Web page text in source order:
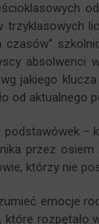
trzyklasowych
czasów”
absolwenci
jakiego
od aktualnego
podstawówek –
przez
którzy nie
emocje
które rozpętało